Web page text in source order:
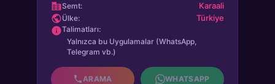
Semt: Karaali
Ülke: Türkiye
Talimatları:
Yalnızca bu Uygulamalar (WhatsApp,
Telegram vb.)
ARAMA WHATSAPP